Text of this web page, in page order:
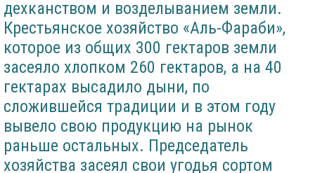
дехканством и возделыванием земли.
Крестьянское хозяйство «Аль-Фараби»,
которое из общих 300 гектаров земли
засеяло хлопком 260 гектаров, а на 40
гектарах высадило дыни, по
сложившейся традиции и в этом году
вывело свою продукцию на рынок
раньше остальных. Председатель
хозяйства засеял свои угодья сортом